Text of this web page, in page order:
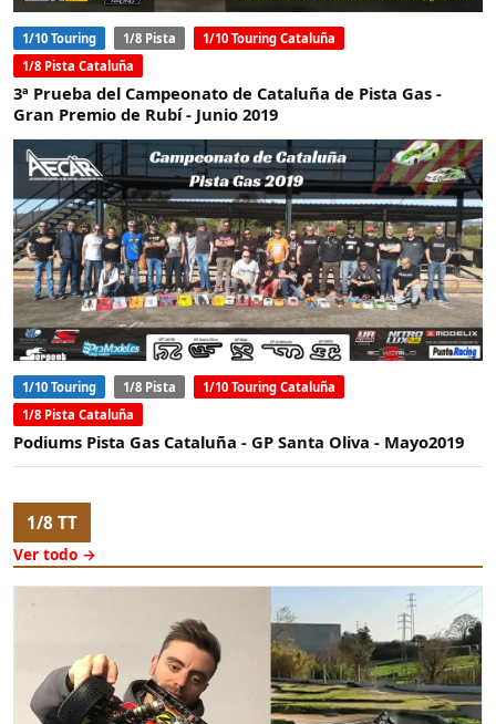
1/10 Touring 1/8 Pista
1/10 Touring Cataluña
1/8 Pista Cataluña
3ª Prueba del Campeonato de Cataluña de Pista Gas -
Gran Premio de Rubí - Junio 2019
1/10 Touring 1/8 Pista
1/10 Touring Cataluña
1/8 Pista Cataluña
Podiums Pista Gas Cataluña - GP Santa Oliva - Mayo2019
1/8 TT
Ver todo →